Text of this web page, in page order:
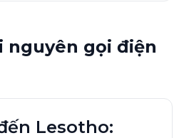
nguyên gọi điện
Lesotho: